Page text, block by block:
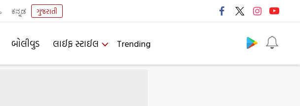
ಕನ್ನಡ ગુજરાતી
બોલીવુડ લાઈફ સ્ટાઈલ Trending